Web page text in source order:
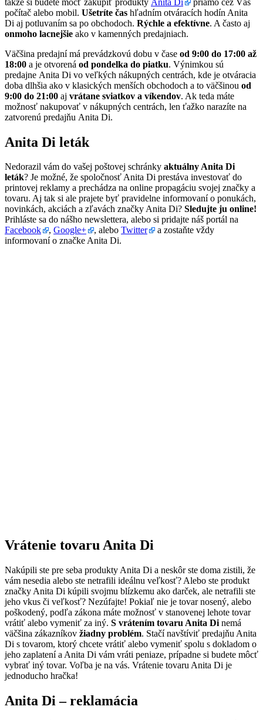
počítač alebo mobil. Ušetríte čas hľadním otváracích hodín Anita
Di aj potluvaním sa po obchodoch. Rýchle a efektívne. A často aj
onmoho lacnejšie ako v kamenných predajniach.
Väčšina predajní má prevádzkovú dobu v čase od 9:00 do 17:00 až
18:00 a je otvorená od pondelka do piatku. Výnimkou sú
predajne Anita Di vo veľkých nákupných centrách, kde je otváracia
doba dlhšia ako v klasických menších obchodoch a to väčšinou od
9:00 do 21:00 aj vrátane sviatkov a víkendov. Ak teda máte
možnosť nakupovať v nákupných centrách, len ťažko narazíte na
zatvorenú predajňu Anita Di.
Anita Di leták
Nedorazil vám do vašej poštovej schránky aktuálny Anita Di
leták? Je možné, že spoločnosť Anita Di prestáva investovať do
printovej reklamy a prechádza na online propagáciu svojej značky a
tovaru. Aj tak si ale prajete byť pravidelne informovaní o ponukách,
novinkách, akciách a zľavách značky Anita Di? Sledujte ju online!
Prihláste sa do nášho newslettera, alebo si pridajte náš portál na
Facebook
, Google+ , alebo Twitter
a zostaňte vždy
informovaní o značke Anita Di.
Vrátenie tovaru Anita Di
Nakúpili ste pre seba produkty Anita Di a neskôr ste doma zistili, že
vám nesedia alebo ste netrafili ideálnu veľkosť? Alebo ste produkt
značky Anita Di kúpili svojmu blízkemu ako darček, ale netrafili ste
jeho vkus či veľkosť? Nezúfajte! Pokiaľ nie je tovar nosený, alebo
poškodený, podľa zákona máte možnosť v stanovenej lehote tovar
vrátiť alebo vymeniť za iný. S vrátením tovaru Anita Di nemá
väčšina zákazníkov žiadny problém. Stačí navštíviť predajňu Anita
Di s tovarom, ktorý chcete vrátiť alebo vymeniť spolu s dokladom o
jeho zaplatení a Anita Di vám vráti peniaze, prípadne si budete môcť
vybrať iný tovar. Voľba je na vás. Vrátenie tovaru Anita Di je
jednoducho hračka!
Anita Di – reklamácia